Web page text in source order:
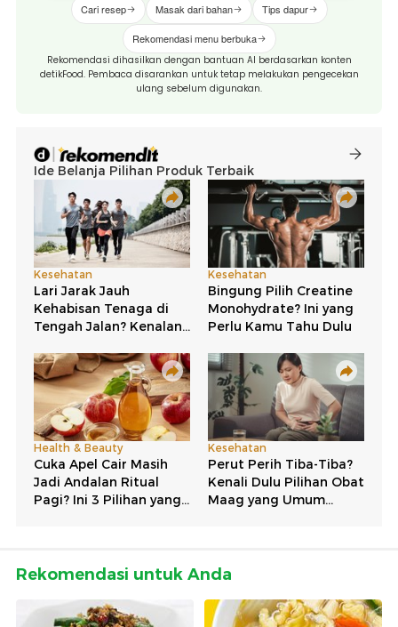
Cari resep Masak dari bahan Tips dapur
Rekomendasi menu berbuka
Rekomendasi dihasilkan dengan bantuan AI berdasarkan konten
detikFood. Pembaca disarankan untuk tetap melakukan pengecekan
ulang sebelum digunakan.
Rekomendasi untuk Anda